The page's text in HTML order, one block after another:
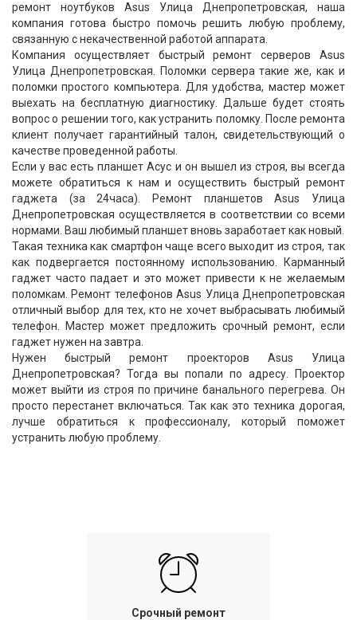
ремонт ноутбуков Asus Улица Днепропетровская, наша
компания готова быстро помочь решить любую проблему,
связанную с некачественной работой аппарата.
Компания осуществляет быстрый ремонт серверов Asus
Улица Днепропетровская. Поломки сервера такие же, как и
поломки простого компьютера. Для удобства, мастер может
выехать на бесплатную диагностику. Дальше будет стоять
вопрос о решении того, как устранить поломку. После ремонта
клиент получает гарантийный талон, свидетельствующий о
качестве проведенной работы.
Если у вас есть планшет Асус и он вышел из строя, вы всегда
можете обратиться к нам и осуществить быстрый ремонт
гаджета (за 24часа). Ремонт планшетов Asus Улица
Днепропетровская осуществляется в соответствии со всеми
нормами. Ваш любимый планшет вновь заработает как новый.
Такая техника как смартфон чаще всего выходит из строя, так
как подвергается постоянному использованию. Карманный
гаджет часто падает и это может привести к не желаемым
поломкам. Ремонт телефонов Asus Улица Днепропетровская
отличный выбор для тех, кто не хочет выбрасывать любимый
телефон. Мастер может предложить срочный ремонт, если
гаджет нужен на завтра.
Нужен быстрый ремонт проекторов Asus Улица
Днепропетровская? Тогда вы попали по адресу. Проектор
может выйти из строя по причине банального перегрева. Он
просто перестанет включаться. Так как это техника дорогая,
лучше обратиться к профессионалу, который поможет
устранить любую проблему.
Срочный ремонт